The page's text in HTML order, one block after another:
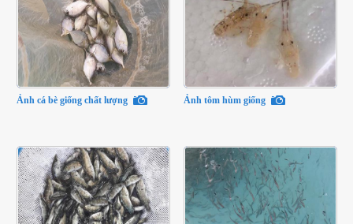
Ảnh cá bè giống chất lượng Ảnh tôm hùm giống